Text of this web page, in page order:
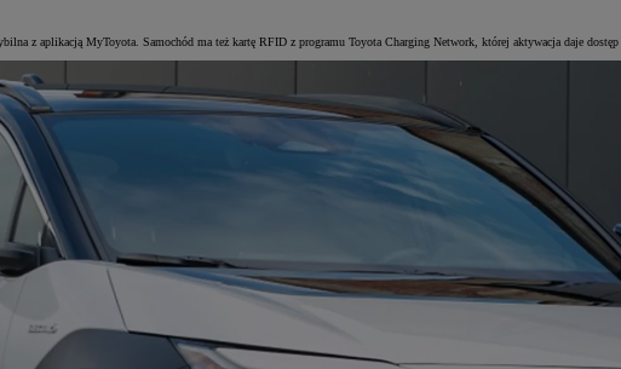
z aplikacją MyToyota. Samochód ma też kartę RFID z programu Toyota Charging Network, której aktywacja daje